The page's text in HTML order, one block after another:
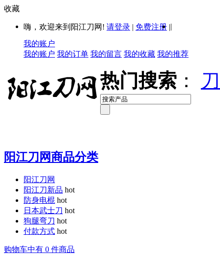
收藏
嗨，欢迎来到阳江刀网! 请登录 | 免费注册 ||
我的账户
我的账户 我的订单 我的留言 我的收藏 我的推荐
热门搜索 ：
阳江刀网商品分类
阳江刀网
阳江刀新品 hot
防身电棍 hot
日本武士刀 hot
狗腿弯刀 hot
付款方式 hot
购物车中有 0 件商品